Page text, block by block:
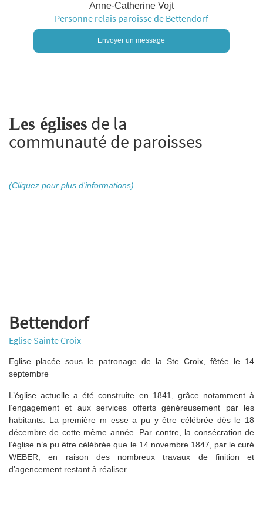
Anne-Catherine Vojt
Personne relais paroisse de Bettendorf
Envoyer un message
Les églises de la
communauté de paroisses
(Cliquez pour plus d'informations)
Bettendorf
Eglise Sainte Croix
Eglise placée sous le patronage de la Ste Croix, fêtée le 14
septembre
L’église actuelle a été construite en 1841, grâce notamment à
l’engagement et aux services offerts généreusement par les
habitants. La première m esse a pu y être célébrée dès le 18
décembre de cette même année. Par contre, la consécration de
l’église n’a pu être célébrée que le 14 novembre 1847, par le curé
WEBER, en raison des nombreux travaux de finition et
d’agencement restant à réaliser .